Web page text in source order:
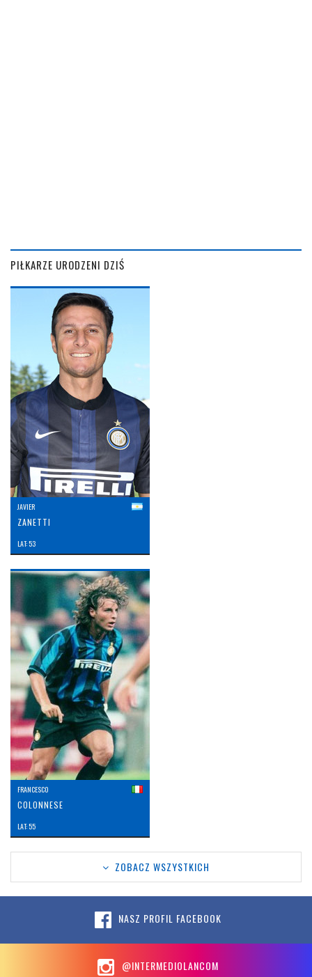
PIŁKARZE URODZENI DZIŚ
JAVIER
ZANETTI
LAT: 53
FRANCESCO
COLONNESE
LAT: 55
ZOBACZ WSZYSTKICH
NASZ PROFIL FACEBOOK
@INTERMEDIOLANCOM